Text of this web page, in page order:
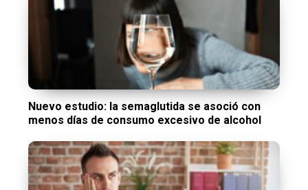
Nuevo estudio: la semaglutida se asoció con
menos días de consumo excesivo de alcohol